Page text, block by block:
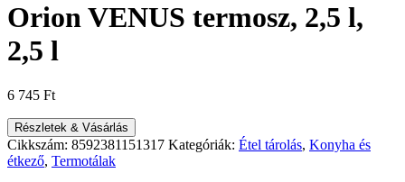
Orion VENUS termosz, 2,5 l,
2,5 l
6 745 Ft
Részletek & Vásárlás
Cikkszám: 8592381151317 Kategóriák: Étel tárolás, Konyha és
étkező, Termotálak